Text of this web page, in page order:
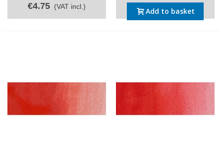
€4.75 (VAT incl.) Add to basket